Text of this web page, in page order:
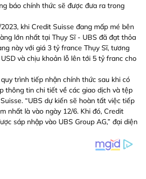
báo chính thức sẽ được đưa ra trong
khi Credit Suisse đang mấp mé bên
lớn nhất tại Thụy Sĩ - UBS đã đạt thỏa
này với giá 3 tỷ france Thụy Sĩ, tương
và chịu khoản lỗ lên tới 5 tỷ franc cho
trình tiếp nhận chính thức sau khi có
thông tin chi tiết về các giao dịch và tệp
“UBS dự kiến sẽ hoàn tất việc tiếp
nhất là vào ngày 12/6. Khi đó, Credit
sáp nhập vào UBS Group AG,” đại diện